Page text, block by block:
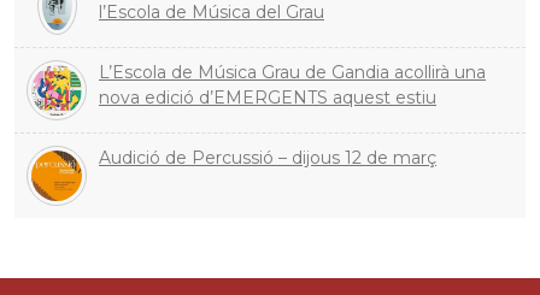
l’Escola de Música del Grau
L’Escola de Música Grau de Gandia acollirà una
nova edició d’EMERGENTS aquest estiu
Audició de Percussió – dijous 12 de març